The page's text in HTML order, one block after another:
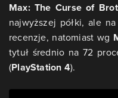
Max: The Curse of
najwyższej półki, ale
recenzje, natomiast wg
tytuł średnio na 72
(PlayStation 4).